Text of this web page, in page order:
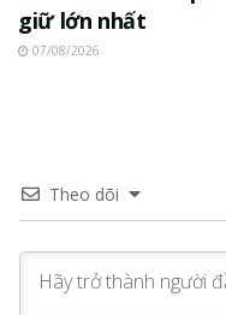
giữ lớn nhất
07/08/2026
Theo dõi